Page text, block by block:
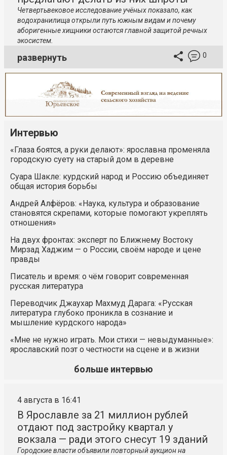
Четвертьвековое исследование учёных показало, как
водохранилища открыли путь южным видам и почему
аборигенные хищники остаются главной защитой речных
экосистем.
развернуть 0
Интервью
«Глаза боятся, а руки делают»: ярославна променяла
городскую суету на старый дом в деревне
Суара Шакле: курдский народ и Россию объединяет
общая история борьбы
Андрей Алфёров: «Наука, культура и образование
становятся скрепами, которые помогают укреплять
отношения»
На двух фронтах: эксперт по Ближнему Востоку
Мирзад Хаджим — о России, своём народе и цене
правды
Писатель и время: о чём говорит современная
русская литература
Переводчик Джаухар Махмуд Дарага: «Русская
литература глубоко проникла в сознание и
мышление курдского народа»
«Мне не нужно играть. Мои стихи — невыдуманные»:
ярославский поэт о честности на сцене и в жизни
больше интервью
4 августа в 16:41
В Ярославле за 21 миллион рублей
отдают под застройку квартал у
вокзала — ради этого снесут 19 зданий
Городские власти объявили повторный аукцион на